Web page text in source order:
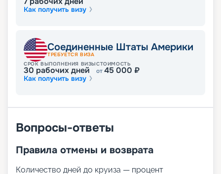
или планшета. Раннее бронирование позволит
выбрать лучшие места.
Как получить визу
Соединенные Штаты Америки
ТРЕБУЕТСЯ ВИЗА
СРОК ВЫПОЛНЕНИЯ ВИЗЫ
30 рабочих дней
СТОИМОСТЬ
от45 000 ₽
Как получить визу
Вопросы-ответы
Правила отмены и возврата
Количество дней до круиза — процент